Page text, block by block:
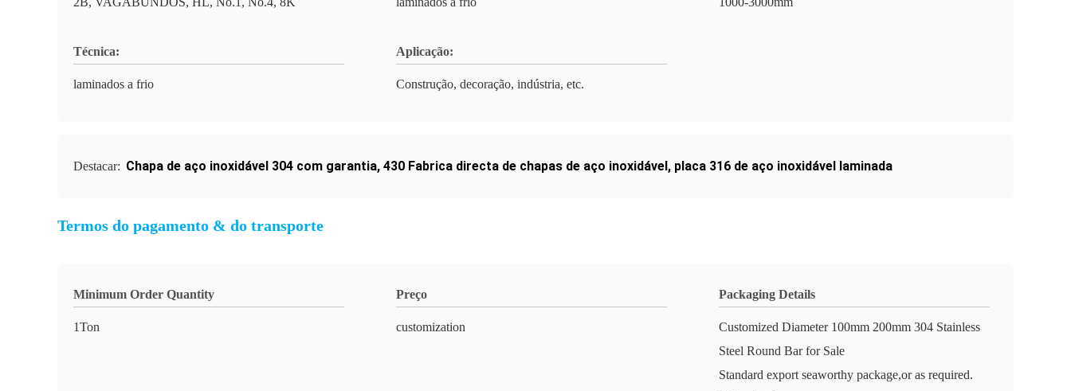
Técnica:
laminados a frio
Aplicação:
Construção, decoração, indústria, etc.
Destacar: Chapa de aço inoxidável 304 com garantia, 430 Fabrica directa de chapas de aço inoxidável, placa 316 de aço inoxidável laminada
Termos do pagamento & do transporte
Minimum Order Quantity
1Ton
Preço
customization
Packaging Details
Customized Diameter 100mm 200mm 304 Stainless
Steel Round Bar for Sale
Standard export seaworthy package,or as required.